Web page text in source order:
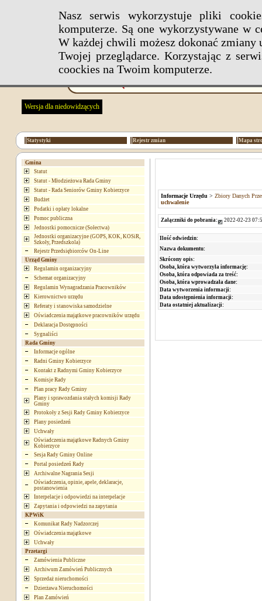
Nasz serwis wykorzystuje pliki
komputerze. Są one wykorzystywane w
W każdej chwili możesz dokonać
Twojej przeglądarce. Korzystając z
coockies na Twoim komputerze.
Wersja dla niedowidzących
Statystyki Rejestr zmian Mapa
Gmina
Statut
Statut - Młodzieżowa Rada Gminy
Statut - Rada Seniorów Gminy Kobierzyce
Budżet
Podatki i opłaty lokalne
Pomoc publiczna
Jednostki pomocnicze (Sołectwa)
Jednostki organizacyjne (GOPS, KOK, KOSiR,
Szkoły, Przedszkola)
Rejestr Przedsiębiorców On-Line
Urząd Gminy
Regulamin organizacyjny
Schemat organizacyjny
Regulamin Wynagradzania Pracowników
Kierownictwo urzędu
Referaty i stanowiska samodzielne
Oświadczenia majątkowe pracowników urzędu
Deklaracja Dostępności
Sygnaliści
Rada Gminy
Informacje ogólne
Radni Gminy Kobierzyce
Kontakt z Radnymi Gminy Kobierzyce
Komisje Rady
Plan pracy Rady Gminy
Plany i sprawozdania stałych komisji Rady
Gminy
Protokoły z Sesji Rady Gminy Kobierzyce
Plany posiedzeń
Uchwały
Oświadczenia majątkowe Radnych Gminy
Kobierzyce
Sesja Rady Gminy Online
Portal posiedzeń Rady
Archiwalne Nagrania Sesji
Oświadczenia, opinie, apele, deklaracje,
postanowienia
Interpelacje i odpowiedzi na interpelacje
Zapytania i odpowiedzi na zapytania
KPWiK
Komunikat Rady Nadzorczej
Oświadczenia majątkowe
Uchwały
Przetargi
Zamówienia Publiczne
Archiwum Zamówień Publicznych
Sprzedaż nieruchomości
Dzierżawa Nieruchomości
Plan Zamówień
Informacje Urzędu > Zbiory Danych
uchwalenie
Załączniki do pobrania: 2022-02-23
Ilość odwiedzin:
Nazwa dokumentu:
Skrócony opis:
Osoba, która wytworzyła informację:
Osoba, która odpowiada za treść:
Osoba, która wprowadzała dane:
Data wytworzenia informacji:
Data udostępnienia informacji:
Data ostatniej aktualizacji: